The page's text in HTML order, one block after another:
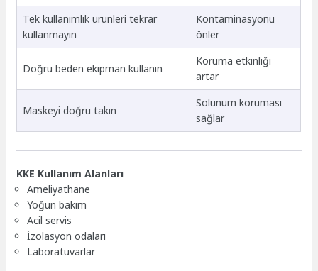
Tek kullanımlık ürünleri tekrar
kullanmayın
Kontaminasyonu
önler
Doğru beden ekipman kullanın
Koruma etkinliği
artar
Maskeyi doğru takın
Solunum koruması
sağlar
KKE Kullanım Alanları
Ameliyathane
Yoğun bakım
Acil servis
İzolasyon odaları
Laboratuvarlar